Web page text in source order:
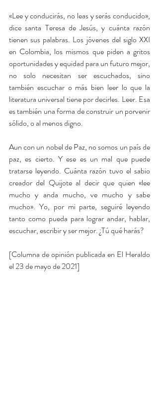
«Lee y conducirás, no leas y serás conducido»,
dice santa Teresa de Jesús, y cuánta razón
tienen sus palabras. Los jóvenes del siglo XXI
en Colombia, los mismos que piden a gritos
oportunidades y equidad para un futuro mejor,
no solo necesitan ser escuchados, sino
también escuchar o más bien leer lo que la
literatura universal tiene por decirles. Leer. Esa
es también una forma de construir un porvenir
sólido, o al menos digno.
Aun con un nobel de Paz, no somos un país de
paz, es cierto. Y ese es un mal que puede
tratarse leyendo. Cuánta razón tuvo el sabio
creador del Quijote al decir que quien «lee
mucho y anda mucho, ve mucho y sabe
mucho». Yo, por mi parte, seguiré leyendo
tanto como pueda para lograr andar, hablar,
escuchar, escribir y ser mejor. ¿Tú qué harás?
[Columna de opinión publicada en El Heraldo
el 23 de mayo de 2021]